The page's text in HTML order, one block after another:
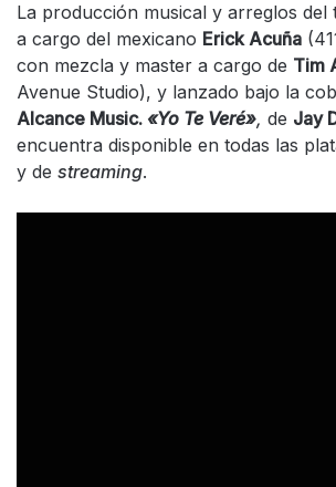
La producción musical y arreglos del
a cargo del mexicano Erick Acuña
con mezcla y master a cargo de Tim
Avenue Studio), y lanzado bajo la
Alcance Music. «Yo Te Veré», de Jay
encuentra disponible en todas las
y de streaming.